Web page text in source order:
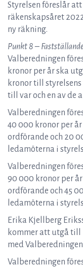
Styrelsen föreslår
räkenskapsåret
ny räkning.
Punkt 8 –
Valberedningen
kronor per år ska
kronor till
till var och en av de
Valberedningen
40 000 kronor per
ordförande och 20
ledamöterna i
Valberedningen
90 000 kronor per
ordförande och 45
ledamöterna i
Erika Kjellberg
kommer att utgå till
med
Valberedningen